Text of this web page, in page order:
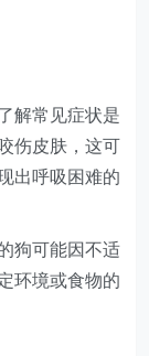
解常见症状是
伤皮肤，这可
出呼吸困难的
狗可能因不适
环境或食物的